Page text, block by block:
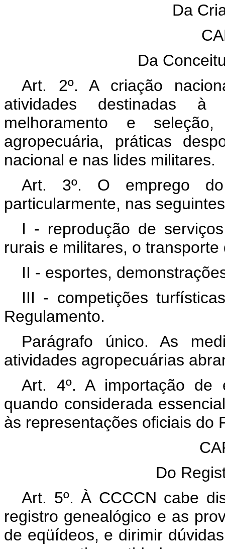
Da
Da
Art. 2º. A criação
atividades destinadas à
melhoramento e
agropecuária, práticas
nacional e nas lides militares.
Art. 3º. O emprego
particularmente, nas
I - reprodução de
rurais e militares, o
II - esportes,
III - competições
Regulamento.
Parágrafo único. As
atividades agropecuárias
Art. 4º. A importação de
quando considerada
às representações oficiais do
Do
Art. 5º. À CCCCN cabe
registro genealógico e as
de eqüídeos, e dirimir